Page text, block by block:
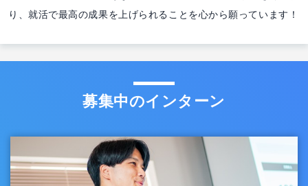
り、就活で最高の成果を上げられることを心から願っています！
募集中のインターン